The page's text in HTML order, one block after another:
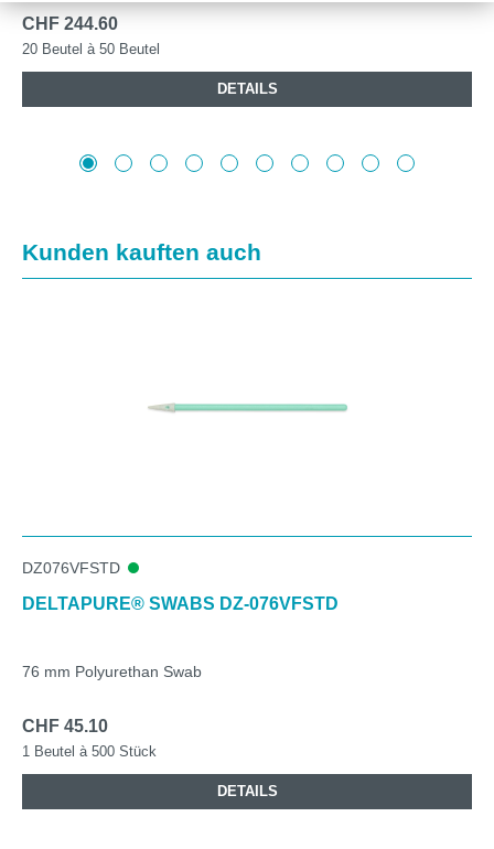
CHF 244.60
20 Beutel à 50 Beutel
DETAILS
Produktgalerie überspringen
Kunden kauften auch
DZ076VFSTD
DELTAPURE® SWABS DZ-076VFSTD
76 mm Polyurethan Swab
CHF 45.10
1 Beutel à 500 Stück
DETAILS